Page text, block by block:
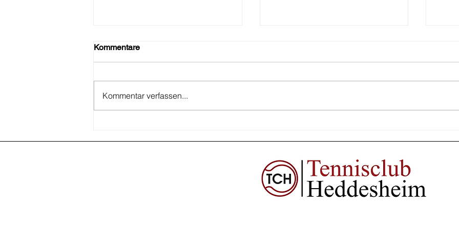
Kommentare
Kommentar verfassen...